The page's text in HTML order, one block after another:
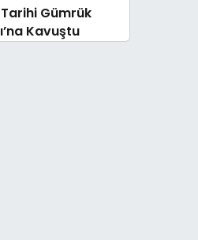
Gümrük
Kavuştu